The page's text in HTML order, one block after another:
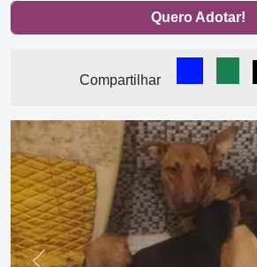
Quero Adotar!
Compartilhar